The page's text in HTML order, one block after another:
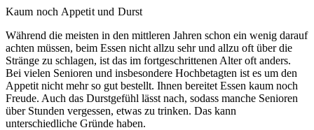
Kaum noch Appetit und Durst
Während die meisten in den mittleren Jahren schon ein wenig darauf
achten müssen, beim Essen nicht allzu sehr und allzu oft über die
Stränge zu schlagen, ist das im fortgeschrittenen Alter oft anders.
Bei vielen Senioren und insbesondere Hochbetagten ist es um den
Appetit nicht mehr so gut bestellt. Ihnen bereitet Essen kaum noch
Freude. Auch das Durstgefühl lässt nach, sodass manche Senioren
über Stunden vergessen, etwas zu trinken. Das kann
unterschiedliche Gründe haben.